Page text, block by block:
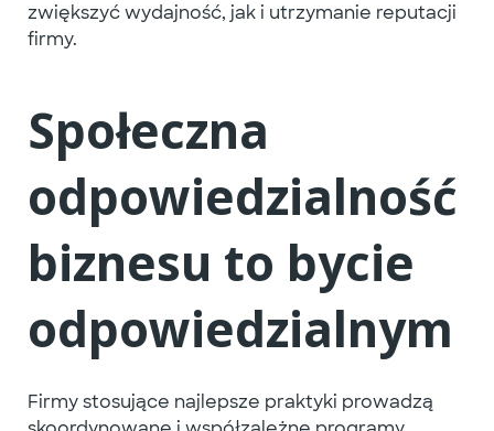
zwiększyć wydajność, jak i utrzymanie reputacji
firmy.
Społeczna
odpowiedzialność
biznesu to bycie
odpowiedzialnym
Firmy stosujące najlepsze praktyki prowadzą